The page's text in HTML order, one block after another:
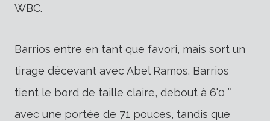
WBC.
Barrios entre en tant que favori, mais sort un
tirage décevant avec Abel Ramos. Barrios
tient le bord de taille claire, debout à 6'0 ″
avec une portée de 71 pouces, tandis que